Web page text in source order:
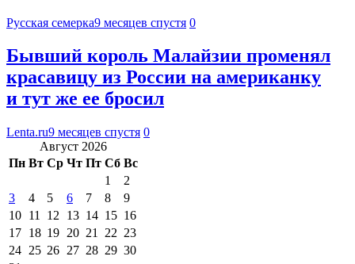
Русская семерка9 месяцев спустя 0
Бывший король Малайзии променял
красавицу из России на американку
и тут же ее бросил
Lenta.ru9 месяцев спустя 0
Август 2026
Пн Вт Ср Чт Пт Сб Вс
1
2
3
4 5 6 7 8
9
10 11 12 13 14 15 16
17 18 19 20 21 22 23
24 25 26 27 28 29 30